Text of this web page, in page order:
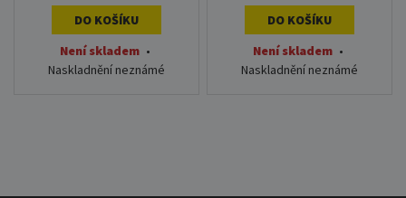
DO KOŠÍKU
Není skladem •
Naskladnění neznámé
DO KOŠÍKU
Není skladem •
Naskladnění neznámé